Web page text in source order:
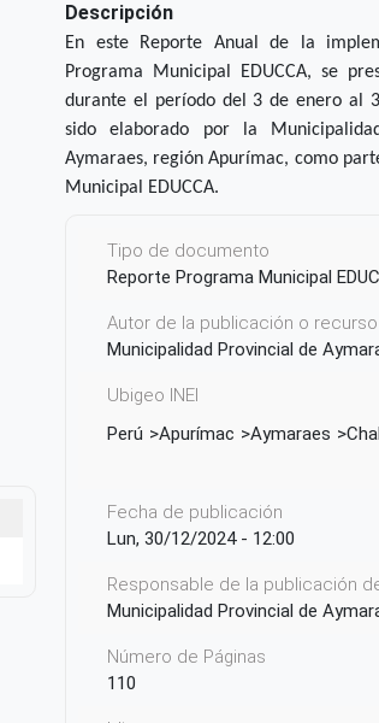
Descripción
En este Reporte Anual de la
Programa Municipal EDUCCA, se
durante el período del 3 de enero al
sido elaborado por la
Aymaraes, región Apurímac, como
Municipal EDUCCA.
Tipo de documento
Reporte Programa Municipal
Autor de la publicación o recurso
Municipalidad Provincial de
Ubigeo INEI
Perú
Apurímac Aymaraes
Fecha de publicación
Lun, 30/12/2024 - 12:00
Responsable de la publicación
Municipalidad Provincial de
Número de Páginas
110